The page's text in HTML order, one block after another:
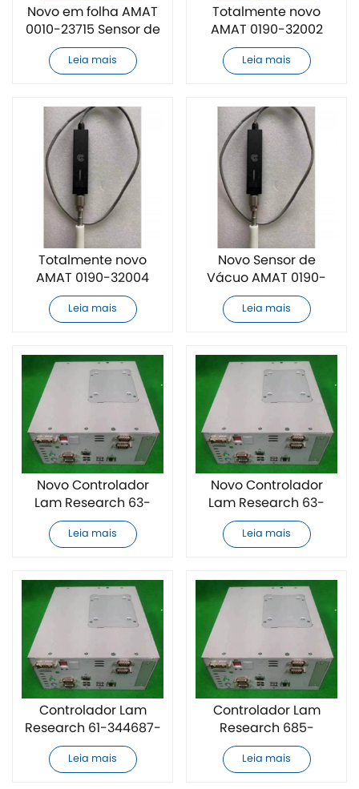
Novo em folha AMAT
0010-23715 Sensor de
Vácuo
Leia mais
Totalmente novo
AMAT 0190-32002
Sensor de vácuo
Leia mais
Totalmente novo
AMAT 0190-32004
Sensor de vácuo
Leia mais
Novo Sensor de
Vácuo AMAT 0190-
32004W
Leia mais
Novo Controlador
Lam Research 63-
441958-00
Leia mais
Novo Controlador
Lam Research 63-
431843-00
Leia mais
Controlador Lam
Research 61-344687-
00 novo de fábrica
Leia mais
Controlador Lam
Research 685-
515465-001 novo de
fábrica
Leia mais